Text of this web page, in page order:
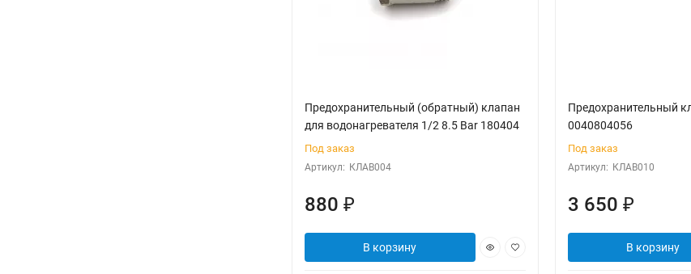
Предохранительный (обратный) клапан
для водонагревателя 1/2 8.5 Bar 180404
Под заказ
Артикул: КЛАВ004
880 ₽
В корзину
Предохранительный
0040804056
Под заказ
Артикул: КЛАВ010
3 650 ₽
В корзину